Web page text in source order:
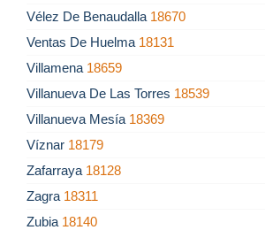
Vélez De Benaudalla 18670
Ventas De Huelma 18131
Villamena 18659
Villanueva De Las Torres 18539
Villanueva Mesía 18369
Víznar 18179
Zafarraya 18128
Zagra 18311
Zubia 18140